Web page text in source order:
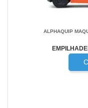
ALPHAQUIP